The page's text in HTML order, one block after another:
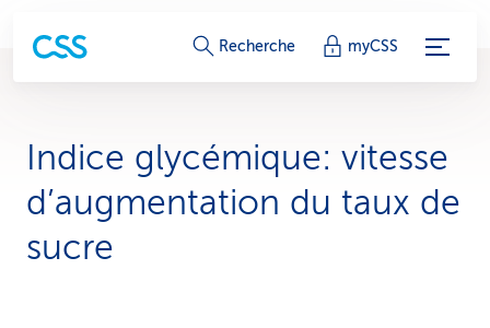
L
n
s
Recherche myCSS
Indice glycémique: vitesse
d’augmentation du taux de
sucre